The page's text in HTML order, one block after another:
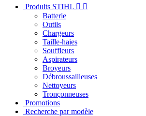
Produits STIHL  
Batterie
Outils
Chargeurs
Taille-haies
Souffleurs
Aspirateurs
Broyeurs
Débroussailleuses
Nettoyeurs
Tronçonneuses
Promotions
Recherche par modèle